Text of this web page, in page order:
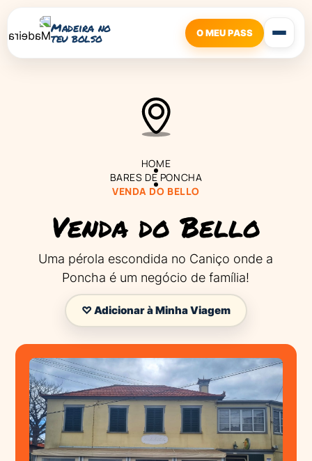
Madeira no
teu bolso O MEU PASS
HOME
BARES DE PONCHA
VENDA DO BELLO
Venda do Bello
Uma pérola escondida no Caniço onde a
Poncha é um negócio de família!
♡ Adicionar à Minha Viagem